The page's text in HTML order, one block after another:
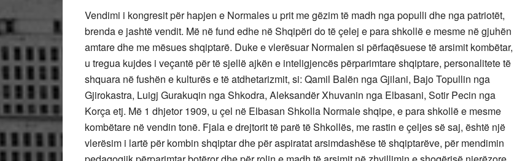
Vendimi i kongresit për hapjen e Normales u prit me gëzim të madh nga populli dhe nga patriotët,
brenda e jashtë vendit. Më në fund edhe në Shqipëri do të çelej e para shkollë e mesme në gjuhën
amtare dhe me mësues shqiptarë. Duke e vlerësuar Normalen si përfaqësuese të arsimit kombëtar,
u tregua kujdes i veçantë për të sjellë ajkën e inteligjencës përparimtare shqiptare, personalitete të
shquara në fushën e kulturës e të atdhetarizmit, si: Qamil Balën nga Gjilani, Bajo Topullin nga
Gjirokastra, Luigj Gurakuqin nga Shkodra, Aleksandër Xhuvanin nga Elbasani, Sotir Pecin nga
Korça etj. Më 1 dhjetor 1909, u çel në Elbasan Shkolla Normale shqipe, e para shkollë e mesme
kombëtare në vendin tonë. Fjala e drejtorit të parë të Shkollës, me rastin e çeljes së saj, është një
vlerësim i lartë për kombin shqiptar dhe për aspiratat arsimdashëse të shqiptarëve, për mendimin